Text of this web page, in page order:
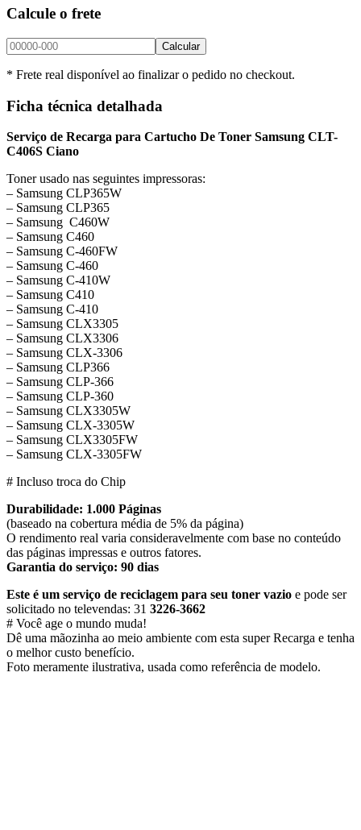
Calcule o frete
Calcular
* Frete real disponível ao finalizar o pedido no checkout.
Ficha técnica detalhada
Serviço de Recarga para Cartucho De Toner Samsung CLT-
C406S Ciano
Toner usado nas seguintes impressoras:
– Samsung CLP365W
– Samsung CLP365
– Samsung C460W
– Samsung C460
– Samsung C-460FW
– Samsung C-460
– Samsung C-410W
– Samsung C410
– Samsung C-410
– Samsung CLX3305
– Samsung CLX3306
– Samsung CLX-3306
– Samsung CLP366
– Samsung CLP-366
– Samsung CLP-360
– Samsung CLX3305W
– Samsung CLX-3305W
– Samsung CLX3305FW
– Samsung CLX-3305FW
# Incluso troca do Chip
Durabilidade: 1.000 Páginas
(baseado na cobertura média de 5% da página)
O rendimento real varia consideravelmente com base no conteúdo
das páginas impressas e outros fatores.
Garantia do serviço: 90 dias
Este é um serviço de reciclagem para seu toner vazio e pode ser
solicitado no televendas: 31 3226-3662
# Você age o mundo muda!
Dê uma mãozinha ao meio ambiente com esta super Recarga e tenha
o melhor custo benefício.
​Foto meramente ilustrativa, usada como referência de modelo.